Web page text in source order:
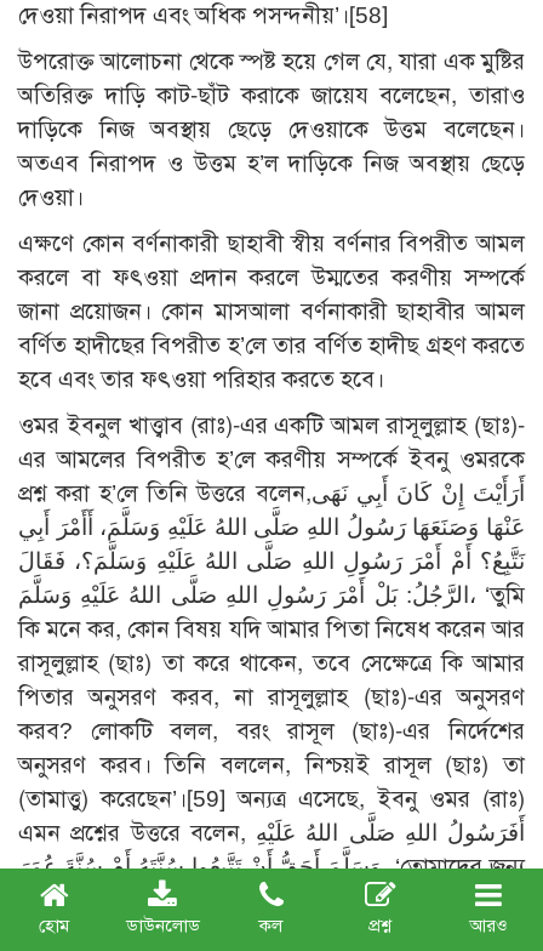
হোম ডাউনলোড কল প্রশ্ন আরও
দেওয়া নিরাপদ এবং অধিক পসন্দনীয়’।[58]
উপরোক্ত আলোচনা থেকে স্পষ্ট হয়ে গেল যে, যারা এক মুষ্টির
অতিরিক্ত দাড়ি কাট-ছাঁট করাকে জায়েয বলেছেন, তারাও
দাড়িকে নিজ অবস্থায় ছেড়ে দেওয়াকে উত্তম বলেছেন।
অতএব নিরাপদ ও উত্তম হ’ল দাড়িকে নিজ অবস্থায় ছেড়ে
দেওয়া।
এক্ষণে কোন বর্ণনাকারী ছাহাবী স্বীয় বর্ণনার বিপরীত আমল
করলে বা ফৎওয়া প্রদান করলে উম্মতের করণীয় সম্পর্কে
জানা প্রয়োজন। কোন মাসআলা বর্ণনাকারী ছাহাবীর আমল
বর্ণিত হাদীছের বিপরীত হ’লে তার বর্ণিত হাদীছ গ্রহণ করতে
হবে এবং তার ফৎওয়া পরিহার করতে হবে।
ওমর ইবনুল খাত্ত্বাব (রাঃ)-এর একটি আমল রাসূলুল্লাহ (ছাঃ)-
এর আমলের বিপরীত হ’লে করণীয় সম্পর্কে ইবনু ওমরকে
প্রশ্ন করা হ’লে তিনি উত্তরে বলেন,أَرَأَيْتَ إِنْ كَانَ أَبِي نَهَى
عَنْهَا وَصَنَعَهَا رَسُولُ اللهِ صَلَّى اللهُ عَلَيْهِ وَسَلَّمَ، أَأَمْرَ أَبِي
نَتَّبِعُ؟ أَمْ أَمْرَ رَسُولِ اللهِ صَلَّى اللهُ عَلَيْهِ وَسَلَّمَ؟، فَقَالَ
الرَّجُلُ: بَلْ أَمْرَ رَسُولِ اللهِ صَلَّى اللهُ عَلَيْهِ وَسَلَّمَ، ‘তুমি
কি মনে কর, কোন বিষয় যদি আমার পিতা নিষেধ করেন আর
রাসূলুল্লাহ (ছাঃ) তা করে থাকেন, তবে সেক্ষেত্রে কি আমার
পিতার অনুসরণ করব, না রাসূলুল্লাহ (ছাঃ)-এর অনুসরণ
করব? লোকটি বলল, বরং রাসূল (ছাঃ)-এর নির্দেশের
অনুসরণ করব। তিনি বললেন, নিশ্চয়ই রাসূল (ছাঃ) তা
(তামাত্তু) করেছেন’।[59] অন্যত্র এসেছে, ইবনু ওমর (রাঃ)
এমন প্রশ্নের উত্তরে বলেন, أَفَرَسُولُ اللهِ صَلَّى اللهُ عَلَيْهِ
وَسَلَّمَ أَحَقُّ أَنْ تَتَّبِعُوا سُنَّتَهُ أَمْ سُنَّةَ عُمَرَ، ‘তোমাদের জন্য
রাসূল (ছাঃ)-এর সুন্নাত অধিক অনুসরণযোগ্য না ওমরের
সুন্নাত’?